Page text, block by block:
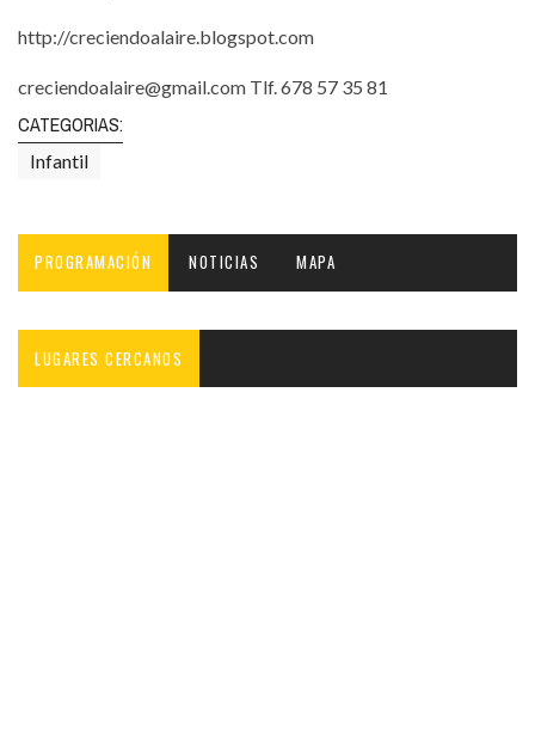
http://creciendoalaire.blogspot.com
creciendoalaire@gmail.com Tlf. 678 57 35 81
CATEGORIAS:
Infantil
PROGRAMACIÓN NOTICIAS MAPA
LUGARES CERCANOS